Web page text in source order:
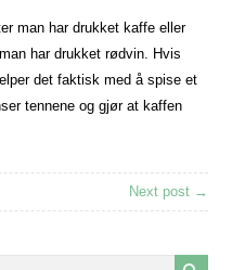
man har drukket kaffe eller
har drukket rødvin. Hvis
det faktisk med å spise et
tennene og gjør at kaffen
Next post →